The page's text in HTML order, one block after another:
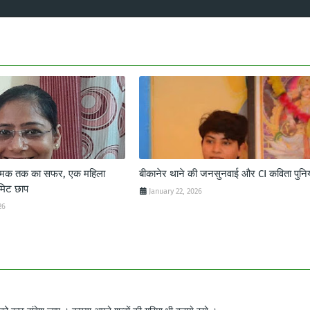
तक का सफर, एक महिला
छाप
बीकानेर थाने की जनसुनवाई और CI कविता
January 22, 2026